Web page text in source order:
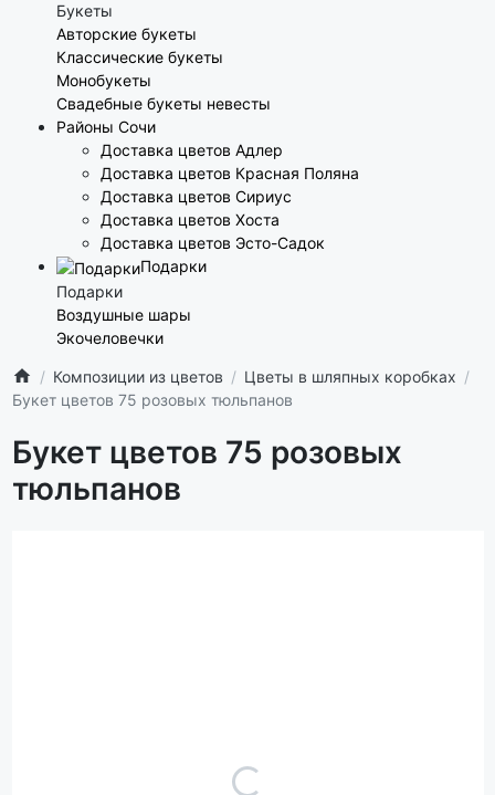
Букеты
Авторские букеты
Классические букеты
Монобукеты
Свадебные букеты невесты
Районы Сочи
Доставка цветов Адлер
Доставка цветов Красная Поляна
Доставка цветов Сириус
Доставка цветов Хоста
Доставка цветов Эсто-Садок
Подарки
Подарки
Воздушные шары
Экочеловечки
Композиции из цветов
Цветы в шляпных коробках
Букет цветов 75 розовых тюльпанов
Букет цветов 75 розовых
тюльпанов